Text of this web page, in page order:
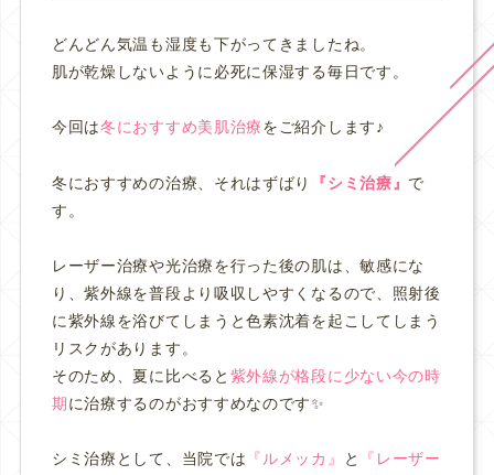
どんどん気温も湿度も下がってきましたね。
肌が乾燥しないように必死に保湿する毎日です。
今回は冬におすすめ美肌治療をご紹介します♪
冬におすすめの治療、それはずばり 『シミ治療』 で
す。
レーザー治療や光治療を行った後の肌は、敏感にな
り、紫外線を普段より吸収しやすくなるので、照射後
に紫外線を浴びてしまうと色素沈着を起こしてしまう
リスクがあります。
そのため、夏に比べると 紫外線が格段に少ない今の時
期に治療するのがおすすめなのです✨
シミ治療として、当院では 『ルメッカ』 と
『レーザー